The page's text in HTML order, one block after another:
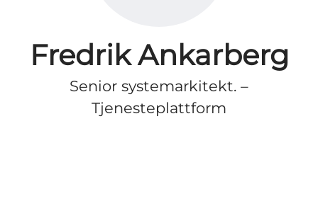
Fredrik Ankarberg
Senior systemarkitekt. –
Tjenesteplattform